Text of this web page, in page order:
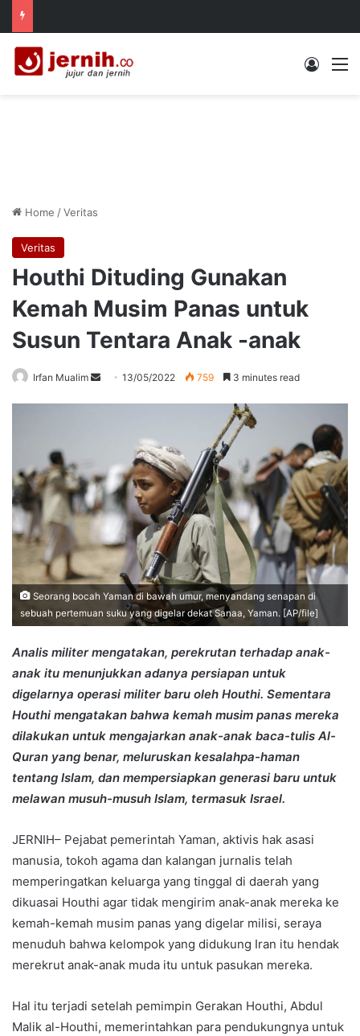
Log In
Home /Veritas
Veritas
Houthi Dituding Gunakan
Kemah Musim Panas untuk
Susun Tentara Anak -anak
Irfan Mualim
Send13/05/2022 759 3 minutes read
Seorang bocah Yaman di bawah umur, menyandang senapan di
sebuah pertemuan suku yang digelar dekat Sanaa, Yaman. [AP/file]
Analis militer mengatakan, perekrutan terhadap anak-
anak itu menunjukkan adanya persiapan untuk
digelarnya operasi militer baru oleh Houthi. Sementara
Houthi mengatakan bahwa kemah musim panas mereka
dilakukan untuk mengajarkan anak-anak baca-tulis Al-
Quran yang benar, meluruskan kesalahpa-haman
tentang Islam, dan mempersiapkan generasi baru untuk
melawan musuh-musuh Islam, termasuk Israel.
JERNIH– Pejabat pemerintah Yaman, aktivis hak asasi
manusia, tokoh agama dan kalangan jurnalis telah
memperingatkan keluarga yang tinggal di daerah yang
dikuasai Houthi agar tidak mengirim anak-anak mereka ke
kemah-kemah musim panas yang digelar milisi, seraya
menuduh bahwa kelompok yang didukung Iran itu hendak
merekrut anak-anak muda itu untuk pasukan mereka.
Hal itu terjadi setelah pemimpin Gerakan Houthi, Abdul
Malik al-Houthi, memerintahkan para pendukungnya untuk